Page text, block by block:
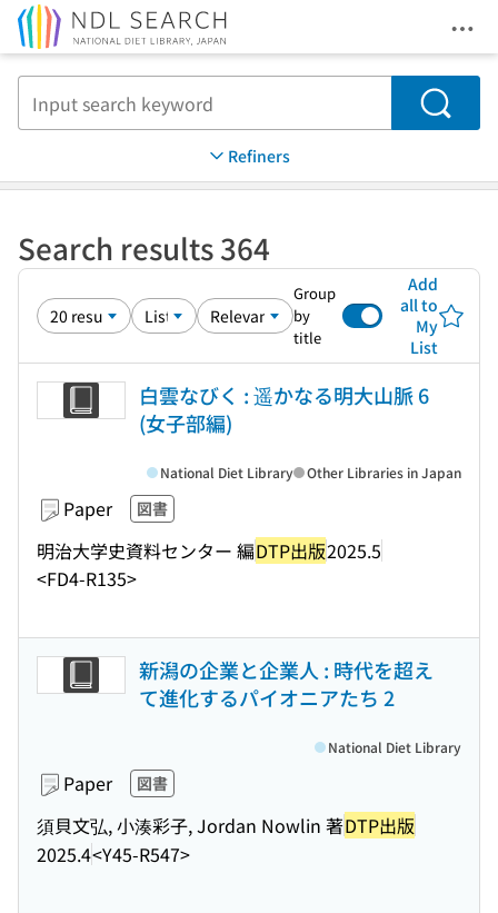
Search
Refiners
Search results 364
Group
by
title
Add
all to
My
List
白雲なびく : 遥かなる明大山脈 6
(女子部編)
Paper 図書
明治大学史資料センター 編DTP出版2025.5
<FD4-R135>
National Diet Library Other Libraries in Japan
新潟の企業と企業人 : 時代を超え
て進化するパイオニアたち 2
Paper 図書
須貝文弘, 小湊彩子, Jordan Nowlin 著DTP出版
2025.4<Y45-R547>
National Diet Library